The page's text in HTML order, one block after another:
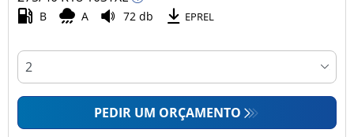
B A 72 db EPREL
PEDIR UM ORÇAMENTO